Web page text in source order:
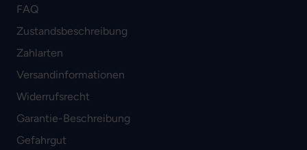
FAQ
Zustandsbeschreibung
Zahlarten
Versandinformationen
Widerrufsrecht
Garantie-Beschreibung
Gefahrgut